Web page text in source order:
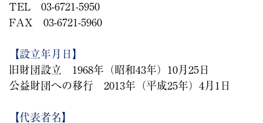
TEL 03-6721-5950
FAX 03-6721-5960
【設立年月日】
旧財団設立 1968年（昭和43年）10月25日
公益財団への移行 2013年（平成25年）4月1日
【代表者名】